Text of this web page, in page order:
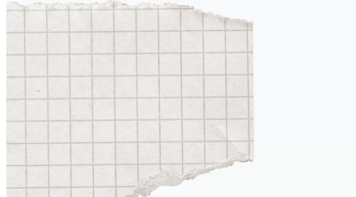
PSDs
Vecteurs
Images Éditoriales
Événements Éditoriaux